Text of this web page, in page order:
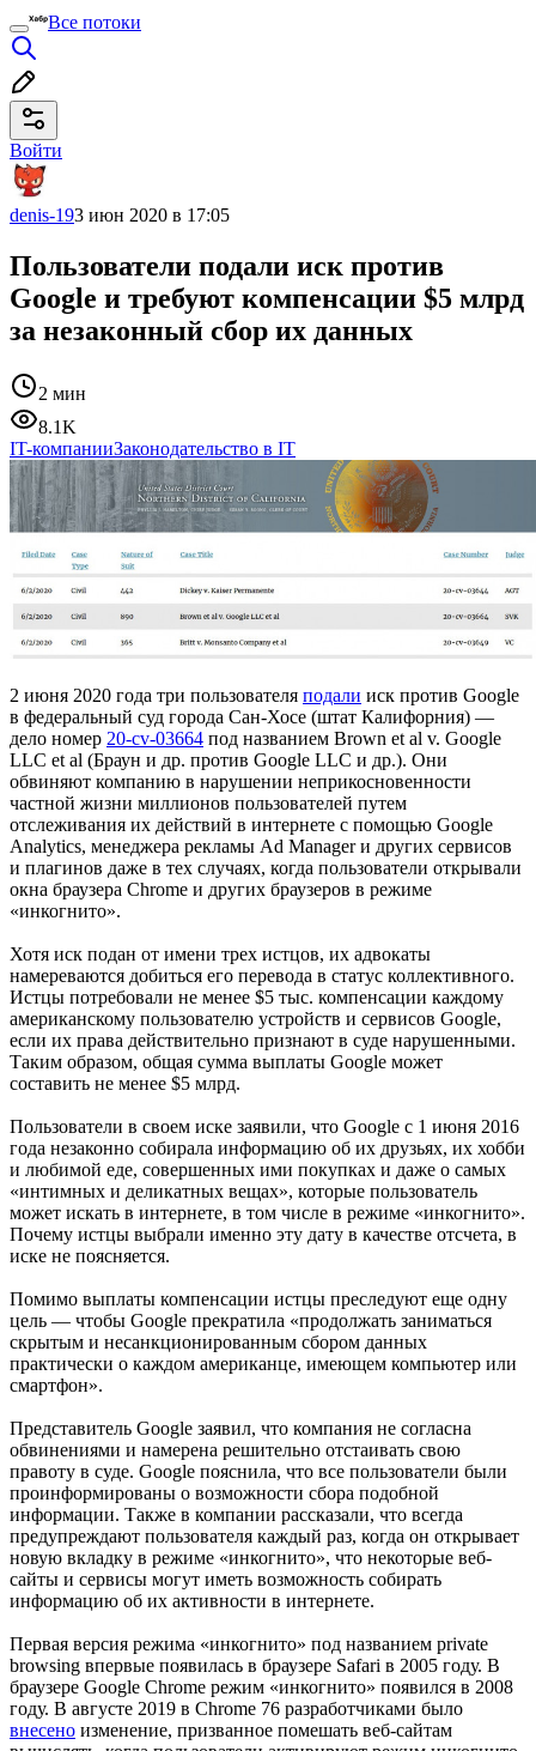
Все потоки
Войти
denis-193 июн 2020 в 17:05
Пользователи подали иск против
Google и требуют компенсации $5 млрд
за незаконный сбор их данных
2 мин
8.1K
IT-компанииЗаконодательство в IT
2 июня 2020 года три пользователя подали иск против Google
в федеральный суд города Сан-Хосе (штат Калифорния) —
дело номер 20-cv-03664 под названием Brown et al v. Google
LLC et al (Браун и др. против Google LLC и др.). Они
обвиняют компанию в нарушении неприкосновенности
частной жизни миллионов пользователей путем
отслеживания их действий в интернете с помощью Google
Analytics, менеджера рекламы Ad Manager и других сервисов
и плагинов даже в тех случаях, когда пользователи открывали
окна браузера Chrome и других браузеров в режиме
«инкогнито».
Хотя иск подан от имени трех истцов, их адвокаты
намереваются добиться его перевода в статус коллективного.
Истцы потребовали не менее $5 тыс. компенсации каждому
американскому пользователю устройств и сервисов Google,
если их права действительно признают в суде нарушенными.
Таким образом, общая сумма выплаты Google может
составить не менее $5 млрд.
Пользователи в своем иске заявили, что Google с 1 июня 2016
года незаконно собирала информацию об их друзьях, их хобби
и любимой еде, совершенных ими покупках и даже о самых
«интимных и деликатных вещах», которые пользователь
может искать в интернете, в том числе в режиме «инкогнито».
Почему истцы выбрали именно эту дату в качестве отсчета, в
иске не поясняется.
Помимо выплаты компенсации истцы преследуют еще одну
цель — чтобы Google прекратила «продолжать заниматься
скрытым и несанкционированным сбором данных
практически о каждом американце, имеющем компьютер или
смартфон».
Представитель Google заявил, что компания не согласна
обвинениями и намерена решительно отстаивать свою
правоту в суде. Google пояснила, что все пользователи были
проинформированы о возможности сбора подобной
информации. Также в компании рассказали, что всегда
предупреждают пользователя каждый раз, когда он открывает
новую вкладку в режиме «инкогнито», что некоторые веб-
сайты и сервисы могут иметь возможность собирать
информацию об их активности в интернете.
Первая версия режима «инкогнито» под названием private
browsing впервые появилась в браузере Safari в 2005 году. В
браузере Google Chrome режим «инкогнито» появился в 2008
году. В августе 2019 в Chrome 76 разработчиками было
внесено изменение, призванное помешать веб-сайтам